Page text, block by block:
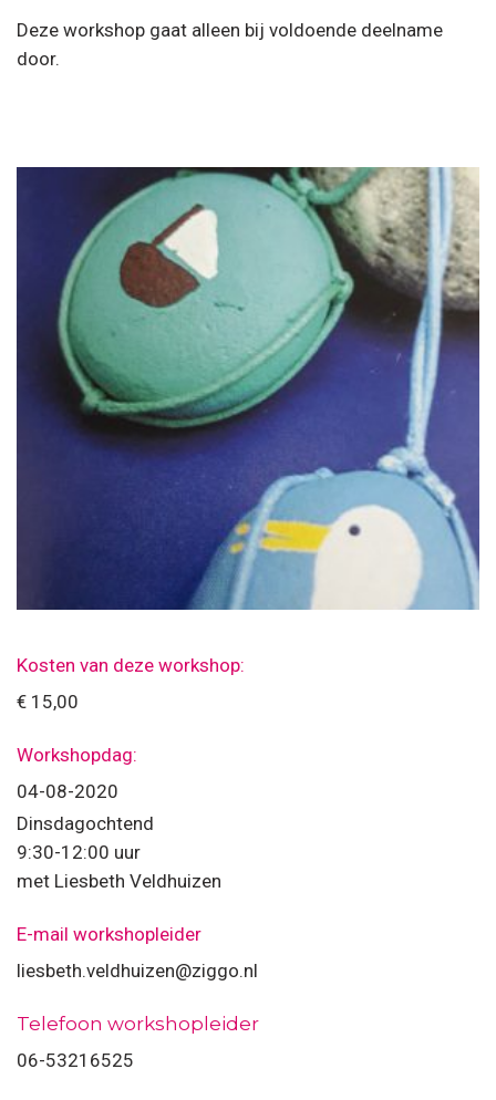
Deze workshop gaat alleen bij voldoende deelname
door.
Kosten van deze workshop:
€ 15,00
Workshopdag:
04-08-2020
Dinsdagochtend
9:30-12:00 uur
met Liesbeth Veldhuizen
E-mail workshopleider
liesbeth.veldhuizen@ziggo.nl
Telefoon workshopleider
06-53216525